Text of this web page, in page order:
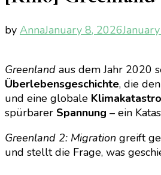
by AnnaJanuary 8, 2026
Greenland aus dem Jahr 2020
Überlebensgeschichte, die
und eine globale
spürbarer Spannung – ein
Greenland 2: Migration greift
und stellt die Frage, was